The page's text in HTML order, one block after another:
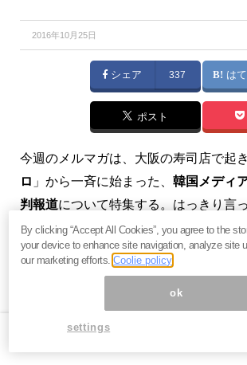
2016年10月25日
シェア 337 は
ポスト
今週のメルマガは、大阪の寿司店で起
ロ 」から一斉に始まった、 韓国メディ
判報道について特集する。はっきり言
らせである。韓国人は小さい頃から日
うな存在だと埋め込まれているので、
嫌がらせをしたと本気で思い込んでいる
そして、このワサビテロそのものが自
能性もある。ワサビテロだと騒いだ韓
除して逃げているのだ。大阪で本当に
By clicking “Accept All Cookies”, you agree to the
your device to enhance site navigation, analyze site
our marketing efforts.Coolie policy
ok
settings